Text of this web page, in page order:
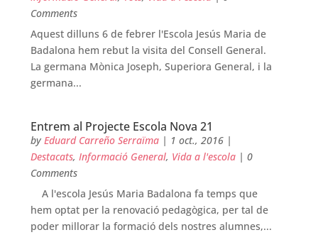
Comments
Aquest dilluns 6 de febrer l'Escola Jesús Maria de
Badalona hem rebut la visita del Consell General.
La germana Mònica Joseph, Superiora General, i la
germana...
Entrem al Projecte Escola Nova 21
by Eduard Carreño Serraïma | 1 oct., 2016 |
Destacats, Informació General, Vida a l'escola | 0
Comments
A l'escola Jesús Maria Badalona fa temps que
hem optat per la renovació pedagògica, per tal de
poder millorar la formació dels nostres alumnes,...